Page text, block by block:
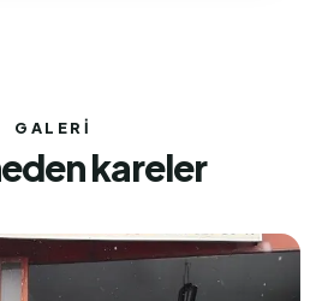
GALERI
kareler